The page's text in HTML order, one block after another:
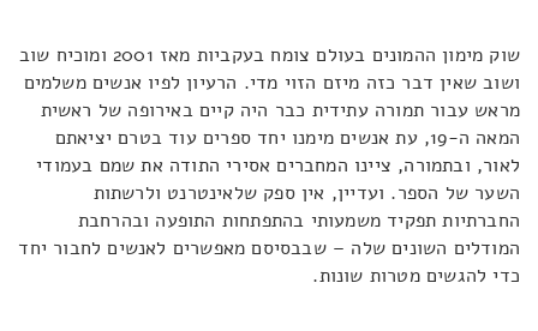
שוק מימון ההמונים בעולם צומח בעקביות מאז 2001 ומוכיח שוב
ושוב שאין דבר כזה מיזם הזוי מדי. הרעיון לפיו אנשים משלמים
מראש עבור תמורה עתידית כבר היה קיים באירופה של ראשית
המאה ה-19, עת אנשים מימנו יחד ספרים עוד בטרם יציאתם
לאור, ובתמורה, ציינו המחברים אסירי התודה את שמם בעמודי
השער של הספר. ועדיין, אין ספק שלאינטרנט ולרשתות
החברתיות תפקיד משמעותי בהתפתחות התופעה ובהרחבת
המודלים השונים שלה – שבבסיסם מאפשרים לאנשים לחבור יחד
כדי להגשים מטרות שונות.